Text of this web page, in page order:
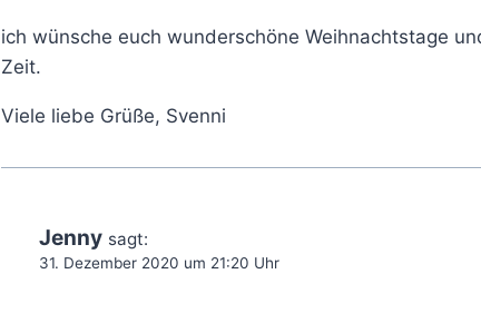
ich wünsche euch wunderschöne Weihnachtstage
Zeit.
Viele liebe Grüße, Svenni
Jenny sagt:
31. Dezember 2020 um 21:20 Uhr